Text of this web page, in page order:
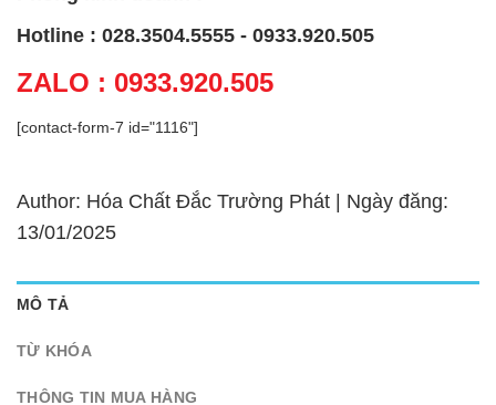
Hotline : 028.3504.5555 - 0933.920.505
ZALO : 0933.920.505
[contact-form-7 id="1116"]
Author: Hóa Chất Đắc Trường Phát | Ngày đăng:
13/01/2025
MÔ TẢ
TỪ KHÓA
THÔNG TIN MUA HÀNG